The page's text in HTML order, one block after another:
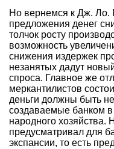
Но вернемся к Дж. Ло.
предложения денег
толчок росту
возможность
снижения издержек
незанятых дадут
спроса. Главное же
меркантилистов
деньги должны быть
создаваемые банком в
народного хозяйства.
предусматривал для
экспансии, то есть